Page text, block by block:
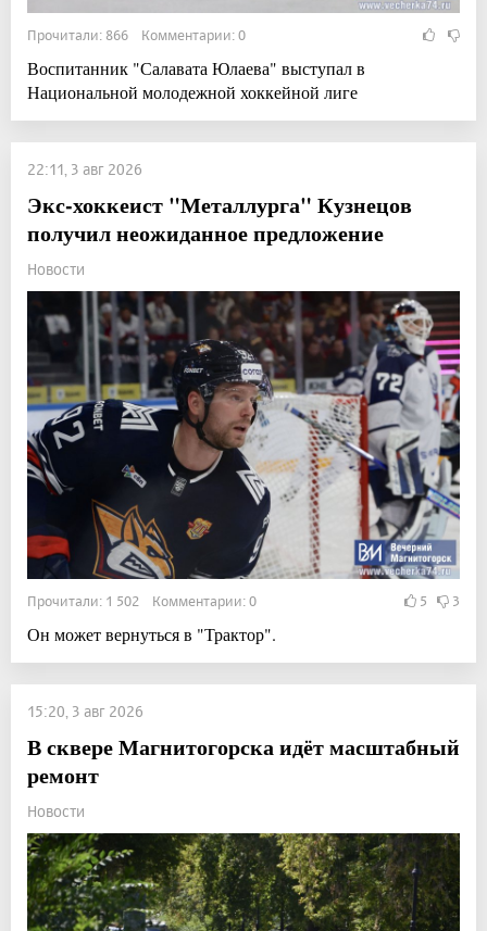
Прочитали: 866 Комментарии: 0
Воспитанник "Салавата Юлаева" выступал в
Национальной молодежной хоккейной лиге
22:11, 3 авг 2026
Экс-хоккеист "Металлурга" Кузнецов
получил неожиданное предложение
Новости
Прочитали: 1 502 Комментарии: 0 5 3
Он может вернуться в "Трактор".
15:20, 3 авг 2026
В сквере Магнитогорска идёт масштабный
ремонт
Новости